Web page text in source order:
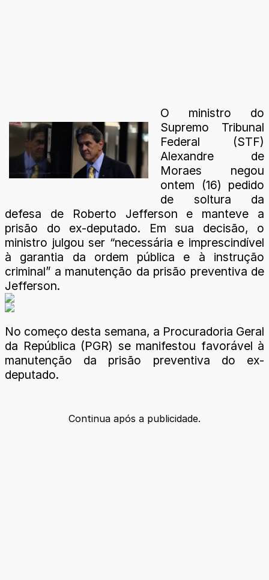
O ministro do
Supremo Tribunal
Federal (STF)
Alexandre de
Moraes negou
ontem (16) pedido
de soltura da
defesa de Roberto Jefferson e manteve a
prisão do ex-deputado. Em sua decisão, o
ministro julgou ser “necessária e imprescindível
à garantia da ordem pública e à instrução
criminal” a manutenção da prisão preventiva de
Jefferson.
No começo desta semana, a Procuradoria Geral
da República (PGR) se manifestou favorável à
manutenção da prisão preventiva do ex-
deputado.
Continua após a publicidade.